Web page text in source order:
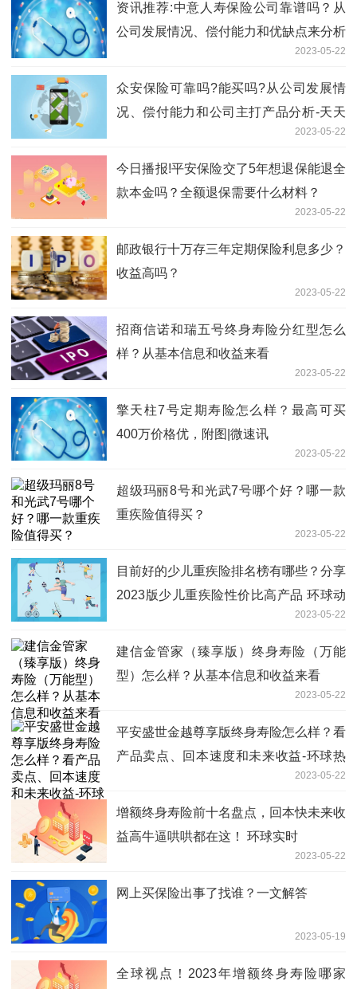
资讯推荐:中意人寿保险公司靠谱吗？从
公司发展情况、偿付能力和优缺点来分析
2023-05-22
众安保险可靠吗?能买吗?从公司发展情
况、偿付能力和公司主打产品分析-天天
2023-05-22
今日播报!平安保险交了5年想退保能退全
款本金吗？全额退保需要什么材料？
2023-05-22
邮政银行十万存三年定期保险利息多少？
收益高吗？
2023-05-22
招商信诺和瑞五号终身寿险分红型怎么
样？从基本信息和收益来看
2023-05-22
擎天柱7号定期寿险怎么样？最高可买
400万价格优，附图|微速讯
2023-05-22
超级玛丽8号和光武7号哪个好？哪一款
重疾险值得买？
2023-05-22
目前好的少儿重疾险排名榜有哪些？分享
2023版少儿重疾险性价比高产品 环球动
2023-05-22
建信金管家（臻享版）终身寿险（万能
型）怎么样？从基本信息和收益来看
2023-05-22
平安盛世金越尊享版终身寿险怎么样？看
产品卖点、回本速度和未来收益-环球热
2023-05-22
增额终身寿险前十名盘点，回本快未来收
益高牛逼哄哄都在这！ 环球实时
2023-05-22
网上买保险出事了找谁？一文解答
2023-05-19
全球视点！2023年增额终身寿险哪家